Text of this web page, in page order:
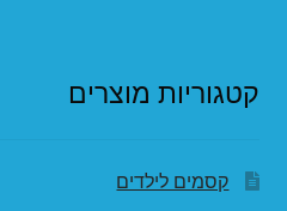
קטגוריות מוצרים
קסמים לילדים